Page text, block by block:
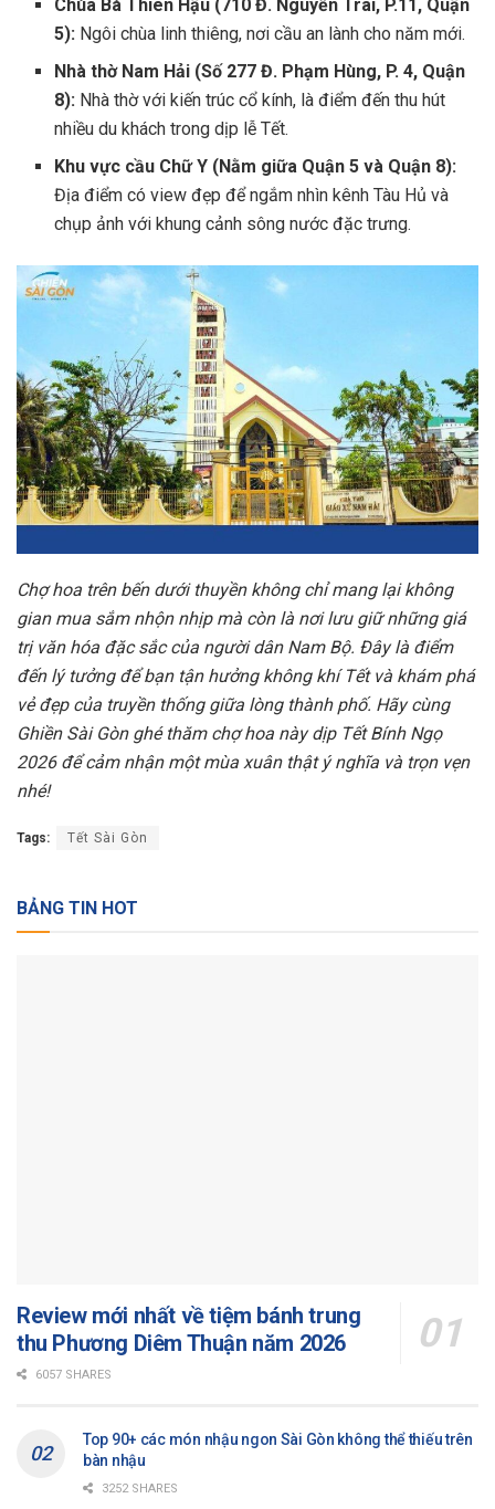
Chùa Bà Thiên Hậu (710 Đ. Nguyễn Trãi, P.11, Quận
5): Ngôi chùa linh thiêng, nơi cầu an lành cho năm mới.
Nhà thờ Nam Hải (Số 277 Đ. Phạm Hùng, P. 4, Quận
8): Nhà thờ với kiến trúc cổ kính, là điểm đến thu hút
nhiều du khách trong dịp lễ Tết.
Khu vực cầu Chữ Y (Nằm giữa Quận 5 và Quận 8):
Địa điểm có view đẹp để ngắm nhìn kênh Tàu Hủ và
chụp ảnh với khung cảnh sông nước đặc trưng.
Chợ hoa trên bến dưới thuyền không chỉ mang lại không
gian mua sắm nhộn nhịp mà còn là nơi lưu giữ những giá
trị văn hóa đặc sắc của người dân Nam Bộ. Đây là điểm
đến lý tưởng để bạn tận hưởng không khí Tết và khám phá
vẻ đẹp của truyền thống giữa lòng thành phố. Hãy cùng
Ghiền Sài Gòn ghé thăm chợ hoa này dịp Tết Bính Ngọ
2026 để cảm nhận một mùa xuân thật ý nghĩa và trọn vẹn
nhé!
Tags: Tết Sài Gòn
BẢNG TIN HOT
Review mới nhất về tiệm bánh trung
thu Phương Diêm Thuận năm 2026
6057 SHARES
Top 90+ các món nhậu ngon Sài Gòn không thể thiếu trên
bàn nhậu
3252 SHARES